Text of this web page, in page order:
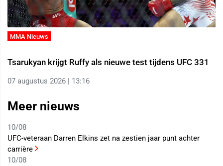
MMA Nieuws
Tsarukyan krijgt Ruffy als nieuwe test tijdens UFC 331
07 augustus 2026 | 13:16
Meer nieuws
10/08
UFC-veteraan Darren Elkins zet na zestien jaar punt achter
carrière
10/08